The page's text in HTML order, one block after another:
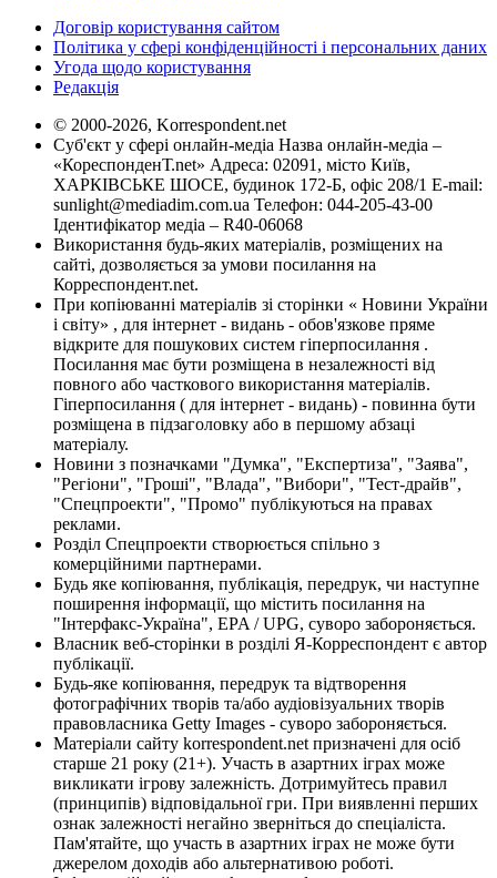
Договір користування сайтом
Політика у сфері конфіденційності і персональних даних
Угода щодо користування
Редакція
© 2000-2026, Korrespondent.net
Суб'єкт у сфері онлайн-медіа Назва онлайн-медіа –
«КореспонденТ.net» Адреса: 02091, місто Київ,
ХАРКІВСЬКЕ ШОСЕ, будинок 172-Б, офіс 208/1 E-mail:
sunlight@mediadim.com.ua Телефон: 044-205-43-00
Ідентифікатор медіа – R40-06068
Використання будь-яких матеріалів, розміщених на
сайті, дозволяється за умови посилання на
Корреспондент.net.
При копіюванні матеріалів зі сторінки « Новини України
і світу» , для інтернет - видань - обов'язкове пряме
відкрите для пошукових систем гіперпосилання .
Посилання має бути розміщена в незалежності від
повного або часткового використання матеріалів.
Гіперпосилання ( для інтернет - видань) - повинна бути
розміщена в підзаголовку або в першому абзаці
матеріалу.
Новини з позначками "Думка", "Експертиза", "Заява",
"Регіони", "Гроші", "Влада", "Вибори", "Тест-драйв",
"Спецпроекти", "Промо" публікуються на правах
реклами.
Розділ Спецпроекти створюється спільно з
комерційними партнерами.
Будь яке копіювання, публікація, передрук, чи наступне
поширення інформації, що містить посилання на
"Інтерфакс-Україна", EPA / UPG, суворо забороняється.
Власник веб-сторінки в розділі Я-Корреспондент є автор
публікації.
Будь-яке копіювання, передрук та відтворення
фотографічних творів та/або аудіовізуальних творів
правовласника Getty Images - суворо забороняється.
Матеріали сайту korrespondent.net призначені для осіб
старше 21 року (21+). Участь в азартних іграх може
викликати ігрову залежність. Дотримуйтесь правил
(принципів) відповідальної гри. При виявленні перших
ознак залежності негайно зверніться до спеціаліста.
Пам'ятайте, що участь в азартних іграх не може бути
джерелом доходів або альтернативою роботі.